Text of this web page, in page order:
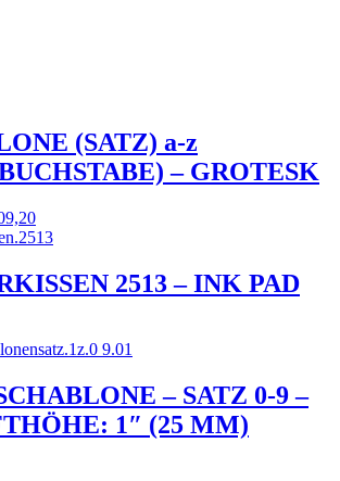
(SATZ) a-z
– GROTESK
2513 – INK PAD
– SATZ 0-9 –
1″ (25 MM)